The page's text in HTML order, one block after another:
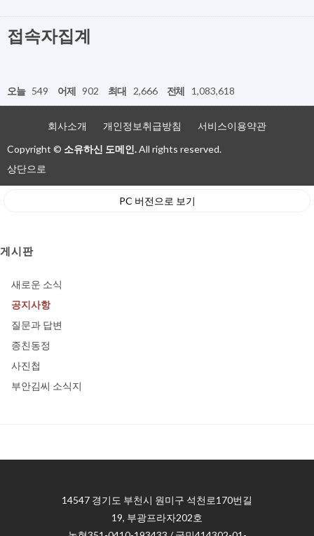
접속자집계
오늘 549 어제 902 최대 2,666 전체 1,083,618
회사소개 개인정보취급방침
서비스이용약관
Copyright © 소유하신 도메인.All rights reserved.
상단으로
PC 버전으로 보기
게시판
새로운 소식
공지사항
질문과 답변
종친동정
사진첩
부안김씨 소식지
14547 경기도 부천시 원미구 석천로170번길
19, 부광프라자202호